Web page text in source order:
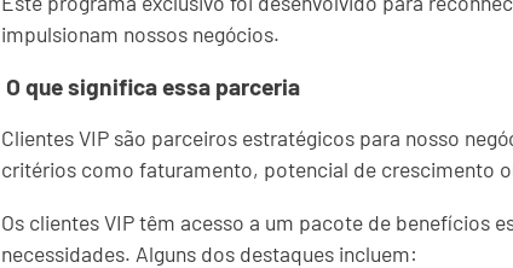
impulsionam nossos negócios.
O que significa essa parceria
Clientes VIP são parceiros estratégicos para nosso
critérios como faturamento, potencial de crescimento
Os clientes VIP têm acesso a um pacote de benefícios
necessidades. Alguns dos destaques incluem: